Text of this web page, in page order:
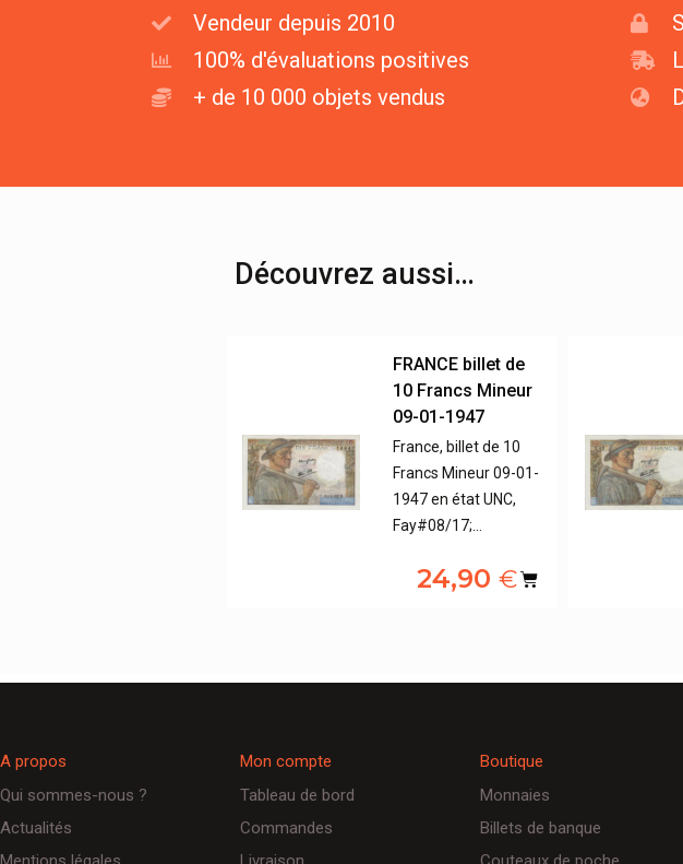
Vendeur depuis 2010
100% d'évaluations positives
+ de 10 000 objets vendus
Découvrez aussi…
FRANCE billet de
10 Francs Mineur
09-01-1947
France, billet de 10
Francs Mineur 09-01-
1947 en état UNC,
Fay#08/17;…
24,90 €
A propos
Qui sommes-nous ?
Actualités
Mon compte
Tableau de bord
Commandes
Boutique
Monnaies
Billets de banque